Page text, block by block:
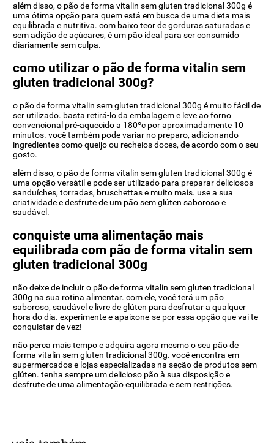
além disso, o pão de forma vitalin sem gluten tradicional 300g é
uma ótima opção para quem está em busca de uma dieta mais
equilibrada e nutritiva. com baixo teor de gorduras saturadas e
sem adição de açúcares, é um pão ideal para ser consumido
diariamente sem culpa.
como utilizar o pão de forma vitalin sem
gluten tradicional 300g?
o pão de forma vitalin sem gluten tradicional 300g é muito fácil de
ser utilizado. basta retirá-lo da embalagem e leve ao forno
convencional pré-aquecido a 180ºc por aproximadamente 10
minutos. você também pode variar no preparo, adicionando
ingredientes como queijo ou recheios doces, de acordo com o seu
gosto.
além disso, o pão de forma vitalin sem gluten tradicional 300g é
uma opção versátil e pode ser utilizado para preparar deliciosos
sanduíches, torradas, bruschettas e muito mais. use a sua
criatividade e desfrute de um pão sem glúten saboroso e
saudável.
conquiste uma alimentação mais
equilibrada com pão de forma vitalin sem
gluten tradicional 300g
não deixe de incluir o pão de forma vitalin sem gluten tradicional
300g na sua rotina alimentar. com ele, você terá um pão
saboroso, saudável e livre de glúten para desfrutar a qualquer
hora do dia. experimente e apaixone-se por essa opção que vai te
conquistar de vez!
não perca mais tempo e adquira agora mesmo o seu pão de
forma vitalin sem gluten tradicional 300g. você encontra em
supermercados e lojas especializadas na seção de produtos sem
glúten. tenha sempre um delicioso pão à sua disposição e
desfrute de uma alimentação equilibrada e sem restrições.